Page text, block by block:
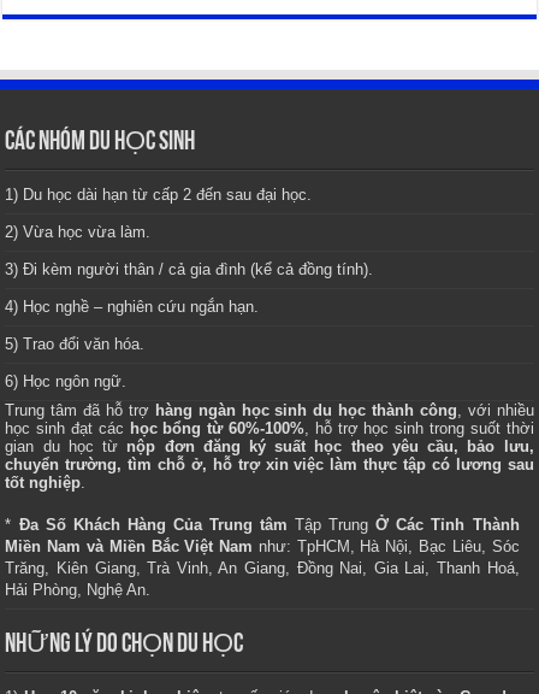
CÁC NHÓM DU HỌC SINH
1) Du học dài hạn từ cấp 2 đến sau đại học.
2) Vừa học vừa làm.
3) Đi kèm người thân / cả gia đình (kể cả đồng tính).
4) Học nghề – nghiên cứu ngắn hạn.
5) Trao đổi văn hóa.
6) Học ngôn ngữ.
Trung tâm đã hỗ trợ hàng ngàn học sinh du học thành công, với nhiều
học sinh đạt các học bổng từ 60%-100%, hỗ trợ học sinh trong suốt thời
gian du học từ nộp đơn đăng ký suất học theo yêu cầu, bảo lưu,
chuyển trường, tìm chỗ ở, hỗ trợ xin việc làm thực tập có lương sau
tốt nghiệp.
* Đa Số Khách Hàng Của Trung tâm Tập TrungỞ Các Tỉnh Thành
Miền Nam và Miền Bắc Việt Nam như: TpHCM, Hà Nội, Bạc Liêu, Sóc
Trăng, Kiên Giang, Trà Vinh, An Giang, Đồng Nai, Gia Lai, Thanh Hoá,
Hải Phòng, Nghệ An.
NHỮNG LÝ DO CHỌN DU HỌC